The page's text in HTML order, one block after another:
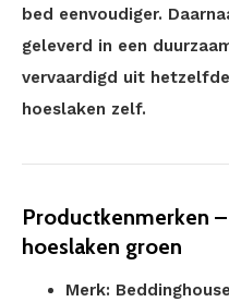
bed eenvoudiger.
geleverd in een
vervaardigd uit
hoeslaken zelf.
Productkenmerken
hoeslaken groen
Merk: Beddinghouse